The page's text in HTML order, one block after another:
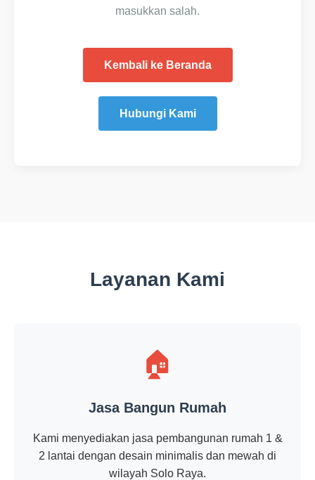
masukkan salah.
Kembali ke Beranda
Hubungi Kami
Layanan Kami
🏠
Jasa Bangun Rumah
Kami menyediakan jasa pembangunan rumah 1 &
2 lantai dengan desain minimalis dan mewah di
wilayah Solo Raya.